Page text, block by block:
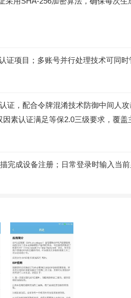
项目；多账号并行处理技术可同
，配合令牌混淆技术防御中间人
素认证满足等保2.0三级要求，覆盖
成设备注册；日常登录时输入当